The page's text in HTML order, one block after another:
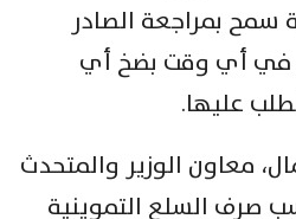
سمح ‏بمراجعة الصادر
في أي وقت بضخ أي
عليها.‏
معاون الوزير والمتحدث
صرف السلع التموينية